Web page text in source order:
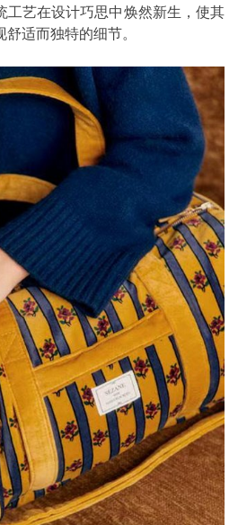
工艺在设计巧思中焕然新生，使其
适而独特的细节。